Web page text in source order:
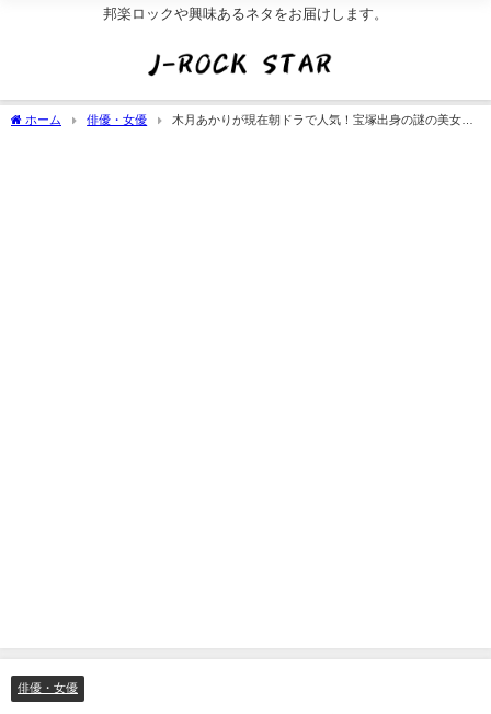
邦楽ロックや興味あるネタをお届けします。
ホーム 俳優・女優
木月あかりが現在朝ドラで人気！宝塚出身の謎の美女。
俳優・女優